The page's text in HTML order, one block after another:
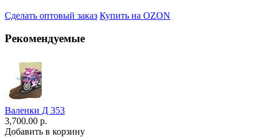
Сделать оптовый заказ Купить на OZON
Рекомендуемые
Валенки Д 353
3,700.00 р.
Добавить в корзину